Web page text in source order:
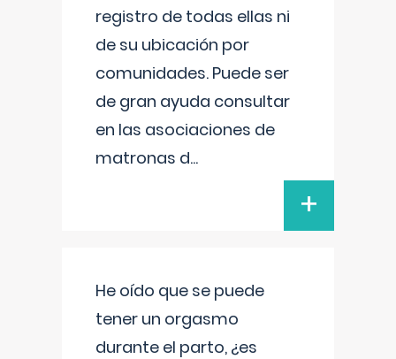
registro de todas ellas ni
de su ubicación por
comunidades. Puede ser
de gran ayuda consultar
en las asociaciones de
matronas d...
+
He oído que se puede
tener un orgasmo
durante el parto, ¿es